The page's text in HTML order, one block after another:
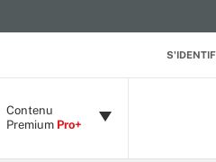
Contenu
Premium Pro+